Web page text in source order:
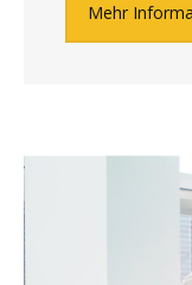
Mehr